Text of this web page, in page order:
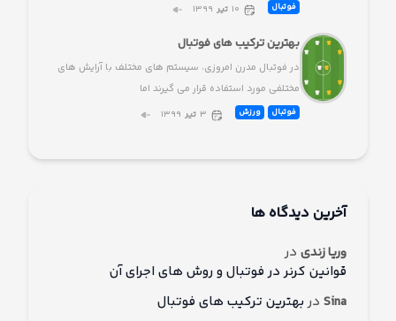
فوتبال ۱۰ تیر ۱۳۹۹
بهترین ترکیب های فوتبال
در فوتبال مدرن امروزی، سیستم های مختلف با آرایش های
مختلفی مورد استفاده قرار می گیرند اما
فوتبال ورزش ۳ تیر ۱۳۹۹
آخرین دیدگاه ها
وریا زندی در
قوانین کرنر در فوتبال و روش های اجرای آن
Sina دربهترین ترکیب های فوتبال